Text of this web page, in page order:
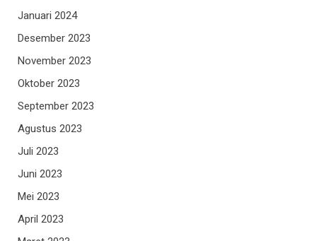
Januari 2024
Desember 2023
November 2023
Oktober 2023
September 2023
Agustus 2023
Juli 2023
Juni 2023
Mei 2023
April 2023